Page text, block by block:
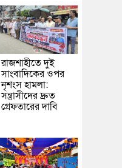
রাজশাহীতে দুই
সাংবাদিকের ওপর
নৃশংস হামলা:
সন্ত্রাসীদের দ্রুত
গ্রেফতারের দাবি